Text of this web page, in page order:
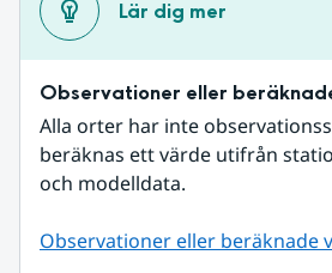
Lär dig mer
Observationer eller
Alla orter har inte
beräknas ett värde utifrån
och modelldata.
Observationer eller beräknade